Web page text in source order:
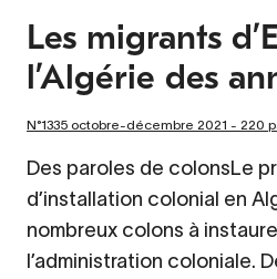
Les migrants
l’Algérie des
N°1335 octobre-décembre 2021 - 220
Des paroles de colonsLe
d’installation colonial en
nombreux colons à
l’administration coloniale.